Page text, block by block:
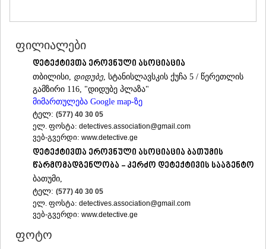
ᲪᲐᲒᲔᲠᲘ
ᲡᲐᲛᲔᲒᲠᲔᲚᲝ/ᲖᲔᲛᲝ ᲡᲕᲐᲜᲔᲗᲘ
ᲐᲑᲐᲨᲐ
ᲖᲣᲒᲓᲘᲓᲘ
ᲛᲐᲠᲢᲕᲘᲚᲘ
ᲛᲔᲡᲢᲘᲐ
ᲡᲔᲜᲐᲙᲘ
ᲤᲝᲗᲘ
ᲩᲮᲝᲠᲝᲬᲧᲣ
ᲬᲐᲚᲔᲜᲯᲘᲮᲐ
ᲐᲜᲐᲙᲚᲘᲐ
ᲯᲕᲐᲠᲘ
ᲡᲐᲛᲪᲮᲔ–ᲯᲐᲕᲐᲮᲔᲗᲘ
ᲐᲓᲘᲒᲔᲜᲘ
ᲐᲡᲞᲘᲜᲫᲐ
ᲐᲮᲐᲚᲥᲐᲚᲐᲥᲘ
ᲐᲮᲐᲚᲪᲘᲮᲔ
ᲑᲝᲠᲯᲝᲛᲘ
ფილიალები
დეტექტივთა ეროვნული ასოციაცია
თბილისი, დიდუბე, სტანისლავსკის ქუჩა 5 / წერეთლის
გამზირი 116, "დიდუბე პლაზა"
მიმართულება Google map-ზე
ტელ: (577) 40 30 05
ელ. ფოსტა: detectives.association@gmail.com
ვებ-გვერდი: www.detective.ge
დეტექტივთა ეროვნული ასოციაცია ბათუმის
წარმომადგენლობა - კერძო დეტექტივის სააგენტო
ბათუმი,
ტელ: (577) 40 30 05
ელ. ფოსტა: detectives.association@gmail.com
ვებ-გვერდი: www.detective.ge
ფოტო